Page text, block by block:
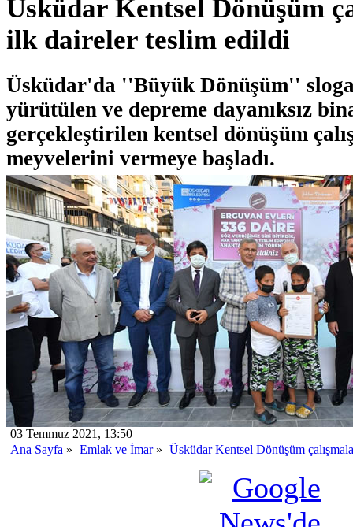
Üsküdar Kentsel Dönüşüm
ilk daireler teslim edildi
Üsküdar'da ''Büyük Dönüşüm''
yürütülen ve depreme dayanıksız
gerçekleştirilen kentsel dönüşüm
meyvelerini vermeye başladı.
03 Temmuz 2021, 13:50
Ana Sayfa » Emlak ve İmar» Üsküdar Kentsel Dönüşüm